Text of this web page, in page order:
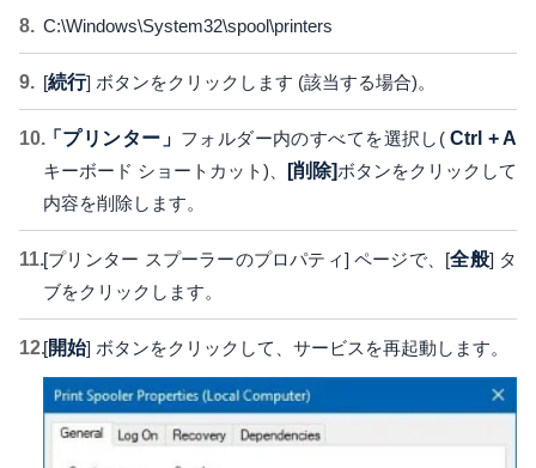
C:\Windows\System32\spool\printers
[続行] ボタンをクリックします (該当する場合)。
「プリンター」 フォルダー内のすべてを選択し(Ctrl + A
キーボード ショートカット)、
[削除]ボタンをクリックして
内容を削除します。
[プリンター スプーラーのプロパティ] ページで、[全般] タ
ブをクリックします。
[開始] ボタンをクリックして、サービスを再起動します。